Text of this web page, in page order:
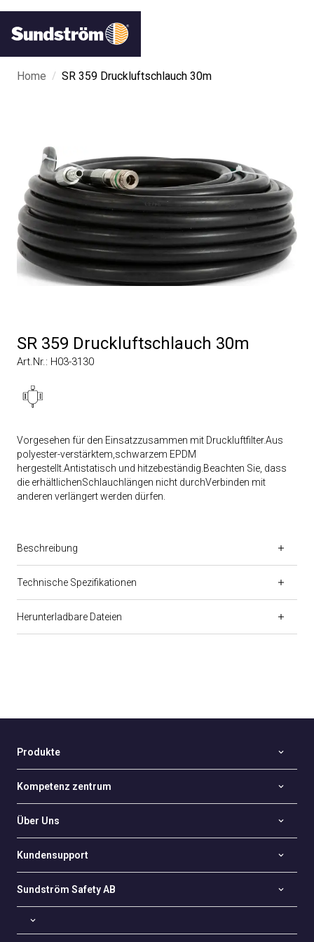
Home / SR 359 Druckluftschlauch 30m
SR 359 Druckluftschlauch 30m
Art.Nr.: H03-3130
Vorgesehen für den Einsatzzusammen mit Druckluftfilter.Aus
polyester-verstärktem,schwarzem EPDM
hergestellt.Antistatisch und hitzebeständig.Beachten Sie, dass
die erhältlichenSchlauchlängen nicht durchVerbinden mit
anderen verlängert werden dürfen.
Beschreibung
Technische Spezifikationen
Herunterladbare Dateien
Produkte
Kompetenz zentrum
Über Uns
Kundensupport
Sundström Safety AB